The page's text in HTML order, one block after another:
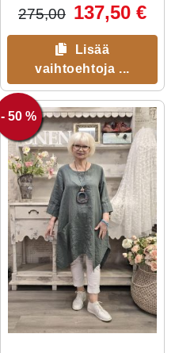
275,00 137,50 €
Lisää
vaihtoehtoja ...
- 50 %